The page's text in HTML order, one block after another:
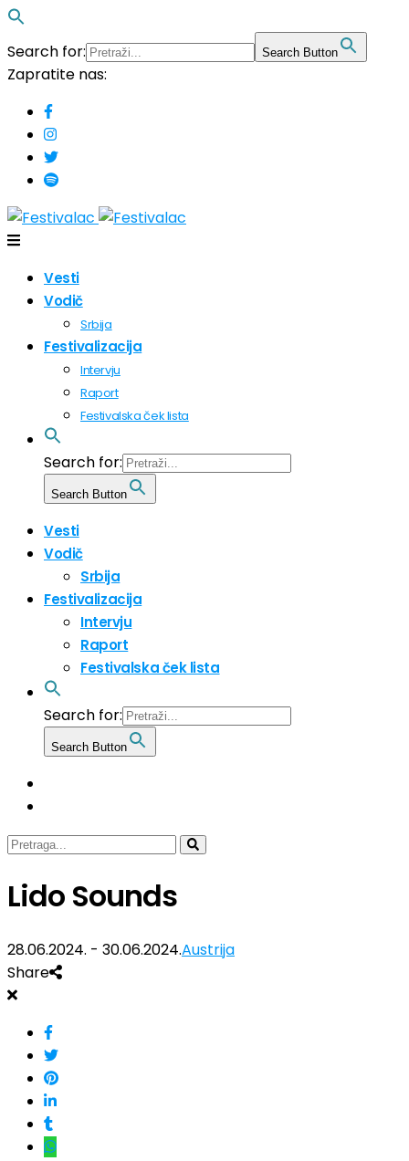
Search for: Search Button
Zapratite nas:
Vesti
Vodič
Srbija
Festivalizacija
Intervju
Raport
Festivalska ček lista
Search for:
Search Button
Vesti
Vodič
Srbija
Festivalizacija
Intervju
Raport
Festivalska ček lista
Search for:
Search Button
Lido Sounds
28.06.2024. - 30.06.2024.Austrija
Share